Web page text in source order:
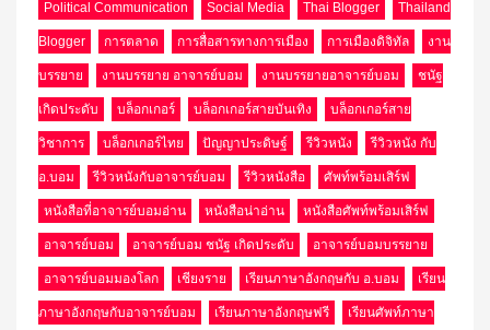
Political Communication Social Media Thai Blogger Thailand
Blogger การตลาด การสื่อสารทางการเมือง การเมืองดิจิทัล งาน
บรรยาย งานบรรยาย อาจารย์บอม งานบรรยายอาจารย์บอม ชนัฐ
เกิดประดับ บล็อกเกอร์ บล็อกเกอร์สายบันเทิง บล็อกเกอร์สาย
วิชาการ บล็อกเกอร์ไทย ปัญญาประดิษฐ์ รีวิวหนัง รีวิวหนัง กับ
อ.บอม รีวิวหนังกับอาจารย์บอม รีวิวหนังสือ ศัพท์พร้อมเสิร์ฟ
หนังสือที่อาจารย์บอมอ่าน หนังสือน่าอ่าน หนังสือศัพท์พร้อมเสิร์ฟ
อาจารย์บอม อาจารย์บอม ชนัฐ เกิดประดับ อาจารย์บอมบรรยาย
อาจารย์บอมมองโลก เชียงราย เรียนภาษาอังกฤษกับ อ.บอม เรียน
ภาษาอังกฤษกับอาจารย์บอม เรียนภาษาอังกฤษฟรี เรียนศัพท์ภาษา